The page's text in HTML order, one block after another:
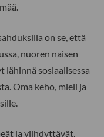
on se, että
nuoren naisen
lähinnä sosiaalisessa
Oma keho, mieli ja
ja viihdyttävät,